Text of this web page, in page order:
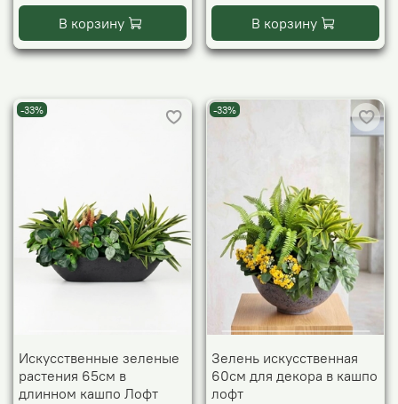
В корзину В корзину
-33%
Искусственные зеленые
растения 65см в
длинном кашпо Лофт
-33%
Зелень искусственная
60см для декора в кашпо
лофт